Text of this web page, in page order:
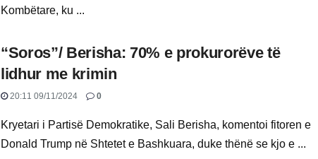
Kombëtare, ku ...
“Soros”/ Berisha: 70% e prokurorëve të
lidhur me krimin
20:11 09/11/2024 0
Kryetari i Partisë Demokratike, Sali Berisha, komentoi fitoren e
Donald Trump në Shtetet e Bashkuara, duke thënë se kjo e ...